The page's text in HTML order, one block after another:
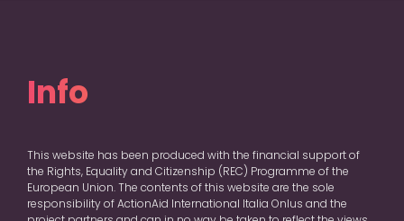
Info
This website has been produced with the financial support of
the Rights, Equality and Citizenship (REC) Programme of the
European Union. The contents of this website are the sole
responsibility of ActionAid International Italia Onlus and the